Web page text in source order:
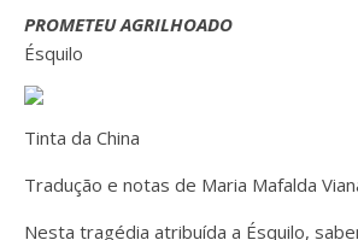
PROMETEU AGRILHOADO
Ésquilo
Tinta da China
Tradução e notas de Maria Mafalda
Nesta tragédia atribuída a Ésquilo,